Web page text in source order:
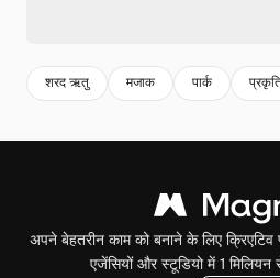
शरद ऋतु मजाक पार्क
अपने बेहतरीन काम को बनाने के लिए क्रिएटिव
एजेंसियों और स्टूडियो में 1 मिलियन